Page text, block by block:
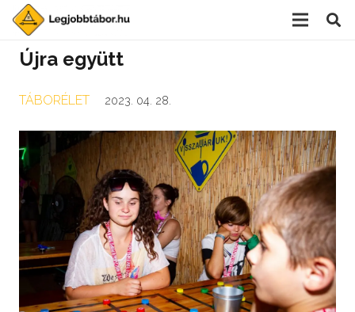
Újra együtt
TÁBORÉLET 2023. 04. 28.